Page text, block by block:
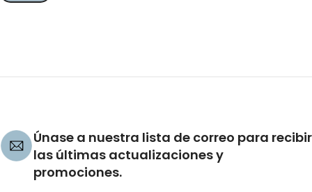
Únase a nuestra lista de correo para recibir
las últimas actualizaciones y
promociones.